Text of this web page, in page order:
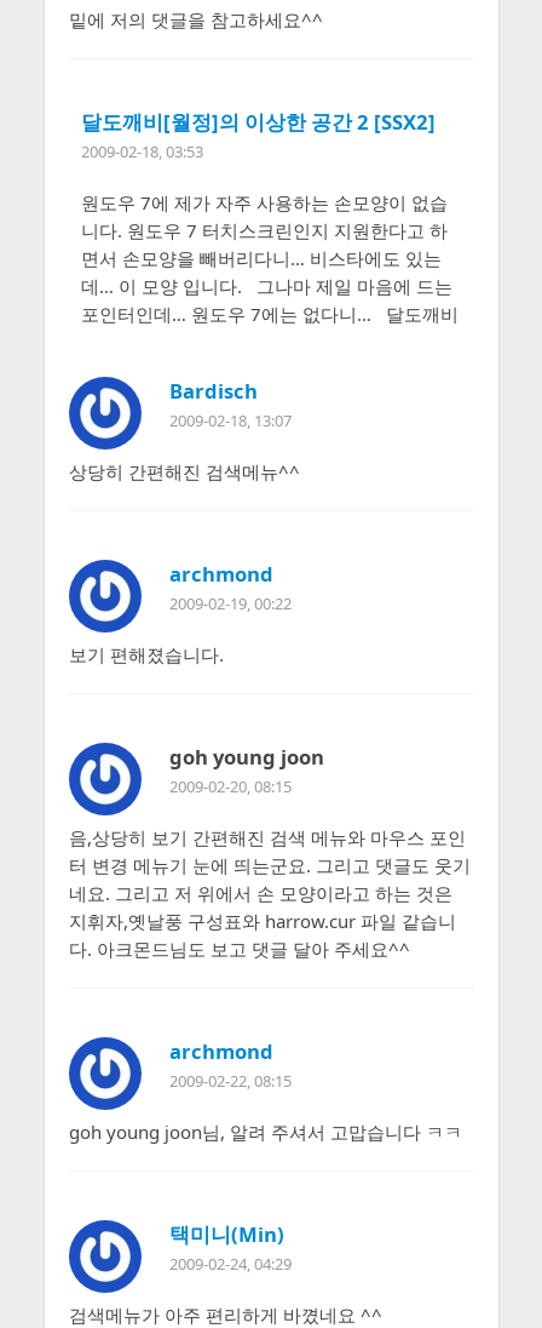
밑에 저의 댓글을 참고하세요^^
달도깨비[월정]의 이상한 공간 2 [SSX2]
2009-02-18, 03:53
원도우 7에 제가 자주 사용하는 손모양이 없습
니다. 원도우 7 터치스크린인지 지원한다고 하
면서 손모양을 빼버리다니… 비스타에도 있는
데… 이 모양 입니다. 그나마 제일 마음에 드는
포인터인데… 원도우 7에는 없다니… 달도깨비
Bardisch
2009-02-18, 13:07
상당히 간편해진 검색메뉴^^
archmond
2009-02-19, 00:22
보기 편해졌습니다.
goh young joon
2009-02-20, 08:15
음,상당히 보기 간편해진 검색 메뉴와 마우스 포인
터 변경 메뉴기 눈에 띄는군요. 그리고 댓글도 웃기
네요. 그리고 저 위에서 손 모양이라고 하는 것은
지휘자,옛날풍 구성표와 harrow.cur 파일 같습니
다. 아크몬드님도 보고 댓글 달아 주세요^^
archmond
2009-02-22, 08:15
goh young joon님, 알려 주셔서 고맙습니다 ㅋㅋ
택미니(Min)
2009-02-24, 04:29
검색메뉴가 아주 편리하게 바꼈네요 ^^